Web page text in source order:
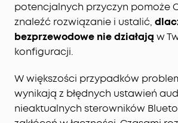
potencjalnych przyczyn pomoże
znaleźć rozwiązanie i ustalić,
bezprzewodowe nie działają w
konfiguracji.
W większości przypadków
wynikają z błędnych ustawień
nieaktualnych sterowników